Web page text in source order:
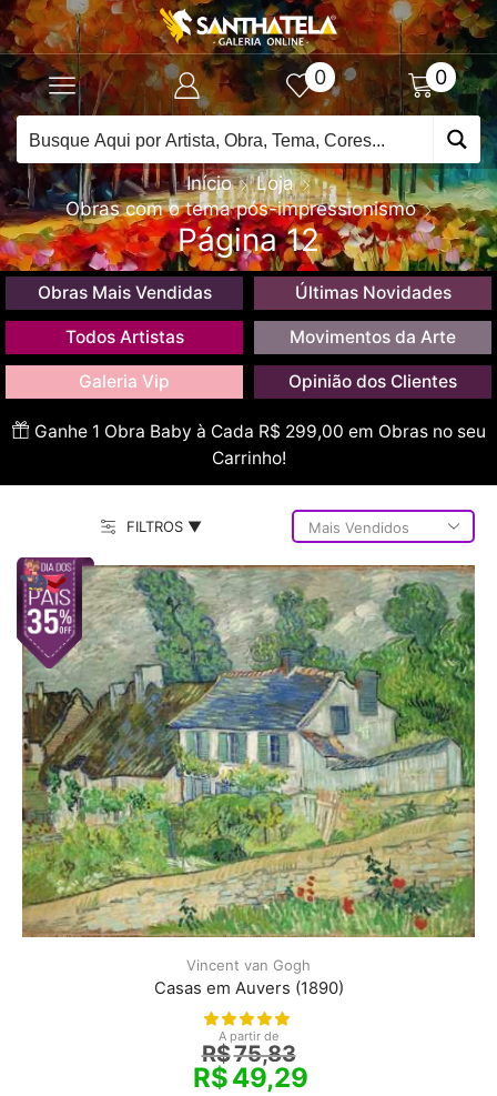
0 0
Início
Loja
Obras com o tema pós-impressionismo
Página 12
Obras Mais Vendidas Últimas Novidades
Todos Artistas Movimentos da Arte
Galeria Vip Opinião dos Clientes
Ganhe 1 Obra Baby à Cada R$ 299,00 em Obras no seu
Carrinho!
FILTROS ▼
Vincent van Gogh
Casas em Auvers (1890)
A partir de
R$75,83
R$49,29